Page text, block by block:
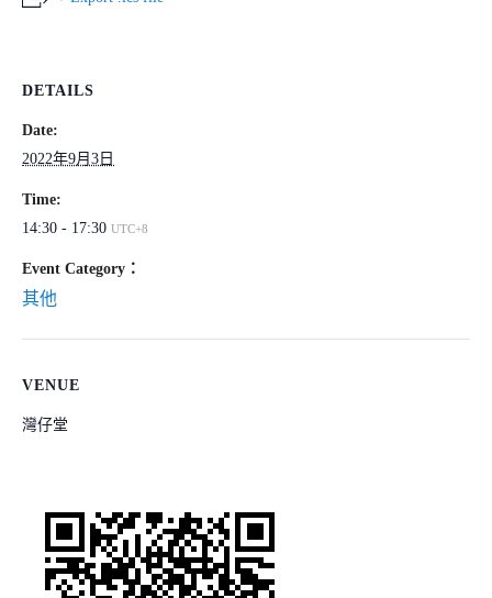
DETAILS
Date:
2022年9月3日
Time:
14:30 - 17:30 UTC+8
Event Category ：
其他
VENUE
灣仔堂